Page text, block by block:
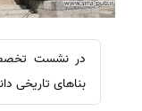
در نشست
بناهای تاریخی